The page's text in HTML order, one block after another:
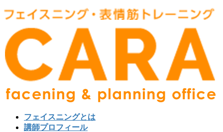
フェイスニングとは
講師プロフィール